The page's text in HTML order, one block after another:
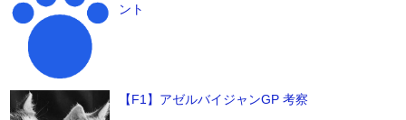
ント
【F1】アゼルバイジャンGP 考察